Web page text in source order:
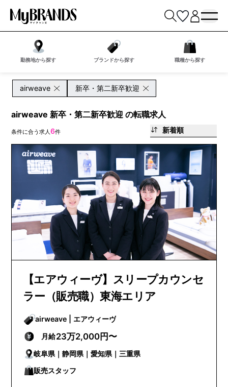
勤務地から探す ブランドから探す 職種から探す
airweave 新卒・第二新卒歓迎
airweave 新卒・第二新卒歓迎 の転職求人
条件に合う求人6件 新着順
【エアウィーヴ】スリープカウンセ
ラー（販売職）東海エリア
airweave | エアウィーヴ
月給23万2,000円〜
岐阜県｜静岡県｜愛知県｜三重県
販売スタッフ